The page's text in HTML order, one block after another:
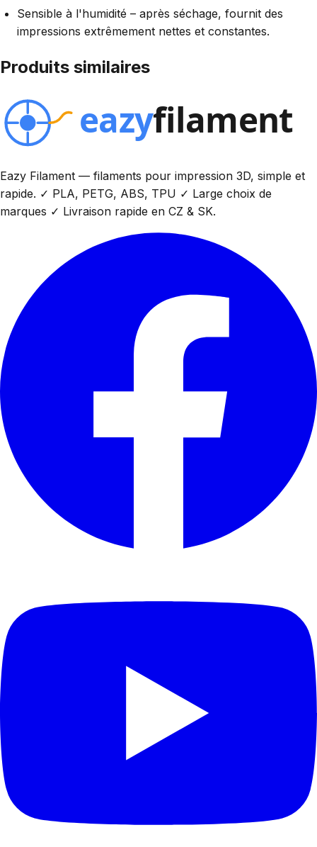
Sensible à l'humidité – après séchage, fournit des
impressions extrêmement nettes et constantes.
Produits similaires
Eazy Filament — filaments pour impression 3D, simple et
rapide. ✓ PLA, PETG, ABS, TPU ✓ Large choix de
marques ✓ Livraison rapide en CZ & SK.